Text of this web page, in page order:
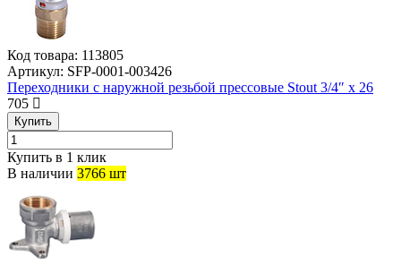
Код товара: 113805
Артикул: SFP-0001-003426
Переходники с наружной резьбой прессовые Stout 3/4″ x 26
705
Купить
Купить в 1 клик
В наличии 3766 шт